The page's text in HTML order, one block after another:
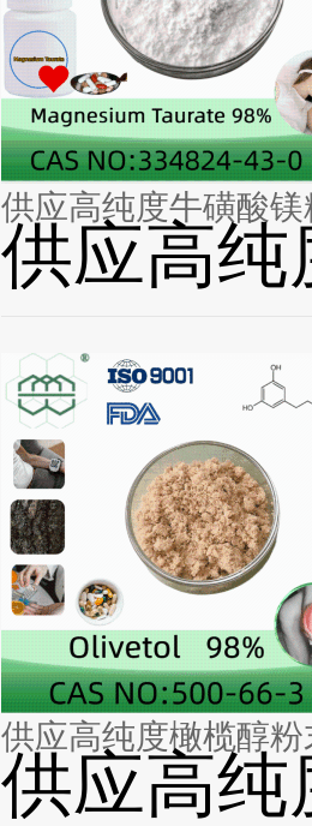
供应高纯度牛磺酸镁
供应高纯
供应高纯度橄榄醇粉
供应高纯